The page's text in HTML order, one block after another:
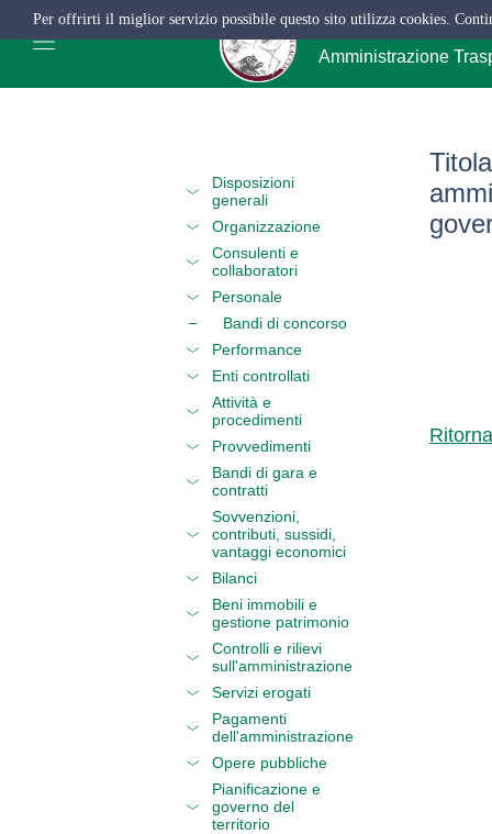
ATC Salerno
Amministrazione
Disposizioni
generali
Organizzazione
Consulenti e
collaboratori
Personale
Bandi di concorso
Performance
Enti controllati
Attività e
procedimenti
Provvedimenti
Bandi di gara e
contratti
Sovvenzioni,
contributi, sussidi,
vantaggi economici
Bilanci
Beni immobili e
gestione patrimonio
Controlli e rilievi
sull'amministrazione
Servizi erogati
Pagamenti
dell'amministrazione
Opere pubbliche
Pianificazione e
governo del
territorio
Per offrirti il miglior servizio possibile questo sito utilizza cookies.